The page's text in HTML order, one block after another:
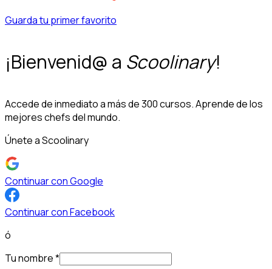
Guarda tu primer favorito
¡Bienvenid@ a Scoolinary!
Accede de inmediato a más de 300 cursos. Aprende de los
mejores chefs del mundo.
Únete a Scoolinary
Continuar con Google
Continuar con Facebook
ó
Tu nombre*